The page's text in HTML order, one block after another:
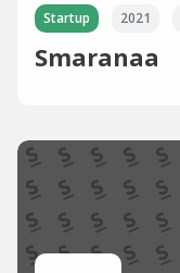
Startup 2021
Smaranaa